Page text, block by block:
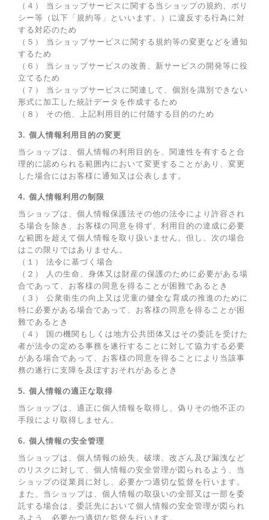
（４） 当ショップサービスに関する当ショップの規約、ポリ
シー等（以下「規約等」といいます。）に違反する行為に対
する対応のため
（５） 当ショップサービスに関する規約等の変更などを通知
するため
（６） 当ショップサービスの改善、新サービスの開発等に役
立てるため
（７） 当ショップサービスに関連して、個別を識別できない
形式に加工した統計データを作成するため
（８） その他、上記利用目的に付随する目的のため
3. 個人情報利用目的の変更
当ショップは、個人情報の利用目的を、関連性を有すると合
理的に認められる範囲内において変更することがあり、変更
した場合にはお客様に通知又は公表します。
4. 個人情報利用の制限
当ショップは、個人情報保護法その他の法令により許容され
る場合を除き、お客様の同意を得ず、利用目的の達成に必要
な範囲を超えて個人情報を取り扱いません。但し、次の場合
はこの限りではありません。
（１） 法令に基づく場合
（２） 人の生命、身体又は財産の保護のために必要がある場
合であって、お客様の同意を得ることが困難であるとき
（３） 公衆衛生の向上又は児童の健全な育成の推進のために
特に必要がある場合であって、お客様の同意を得ることが困
難であるとき
（４） 国の機関もしくは地方公共団体又はその委託を受けた
者が法令の定める事務を遂行することに対して協力する必要
がある場合であって、お客様の同意を得ることにより当該事
務の遂行に支障を及ぼすおそれがあるとき
5. 個人情報の適正な取得
当ショップは、適正に個人情報を取得し、偽りその他不正の
手段により取得しません。
6. 個人情報の安全管理
当ショップは、個人情報の紛失、破壊、改ざん及び漏洩など
のリスクに対して、個人情報の安全管理が図られるよう、当
ショップの従業員に対し、必要かつ適切な監督を行います。
また、当ショップは、個人情報の取扱いの全部又は一部を委
託する場合は、委託先において個人情報の安全管理が図られ
るよう、必要かつ適切な監督を行います。